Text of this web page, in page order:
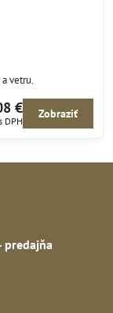
vetru.
€
DPH
Zobraziť
predajňa